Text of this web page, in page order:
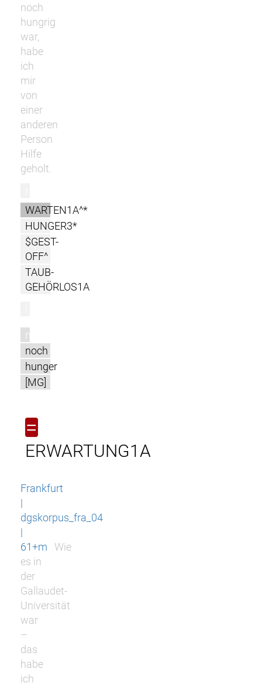
noch
hungrig
war,
habe
ich
mir
von
einer
anderen
Person
Hilfe
geholt.
WARTEN1A^*
HUNGER3*
$GEST-
OFF^
TAUB-
GEHÖRLOS1A
m
noch
hunger
[MG]
=
ERWARTUNG1A
Frankfurt
|
dgskorpus_fra_04
|
61+m
Wie
es in
der
Gallaudet-
Universität
war
–
das
habe
ich